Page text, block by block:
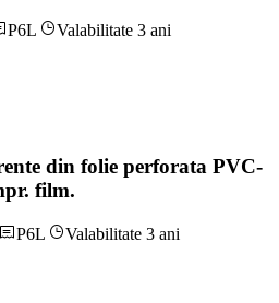
P6L
Valabilitate 3 ani
din folie perforata PVC-
film.
P6L
Valabilitate 3 ani